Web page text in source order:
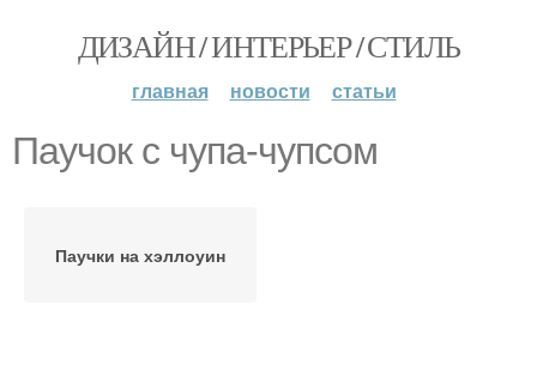
ДИЗАЙН / ИНТЕРЬЕР / СТИЛЬ
главная новости статьи
Паучок с чупа-чупсом
Паучки на хэллоуин